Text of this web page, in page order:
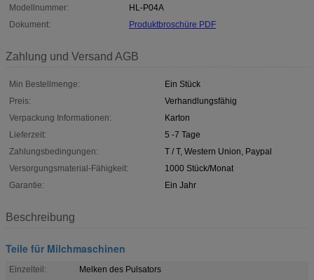
Modellnummer:
HL-P04A
Dokument:
Produktbroschüre PDF
Zahlung und Versand AGB
Min Bestellmenge:
Ein Stück
Preis:
Verhandlungsfähig
Verpackung Informationen:
Karton
Lieferzeit:
5 -7 Tage
Zahlungsbedingungen:
T / T, Western Union, Paypal
Versorgungsmaterial-Fähigkeit:
1000 Stück/Monat
Garantie:
Ein Jahr
Beschreibung
Teile für Milchmaschinen
Einzelteil:
Melken des Pulsators